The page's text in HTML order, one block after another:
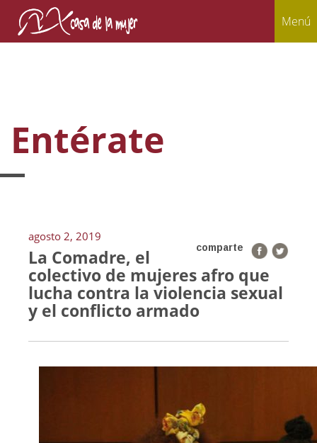
Menú
Entérate
agosto 2, 2019
comparte
La Comadre, el
colectivo de mujeres afro que
lucha contra la violencia sexual
y el conflicto armado